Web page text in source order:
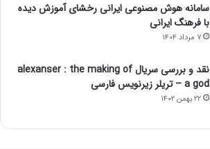
سامانه هوش مصنوعی ایرانی رخشای آموزش دیده
با فرهنگ ایرانی
۷ مرداد ۱۴۰۴
نقد و بررسی سریال alexanser : the making of
a god – تریلر زیرنویس فارسی
۲۲ بهمن ۱۴۰۲